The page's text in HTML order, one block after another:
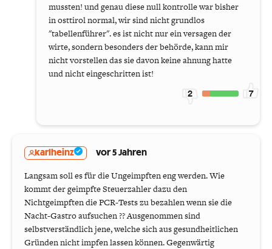
mussten! und genau diese null kontrolle war bisher
in osttirol normal, wir sind nicht grundlos
"tabellenführer". es ist nicht nur ein versagen der
wirte, sondern besonders der behörde, kann mir
nicht vorstellen das sie davon keine ahnung hatte
und nicht eingeschritten ist!
2 7
karlheinz vor 5 Jahren
Langsam soll es für die Ungeimpften eng werden. Wie
kommt der geimpfte Steuerzahler dazu den
Nichtgeimpften die PCR-Tests zu bezahlen wenn sie die
Nacht-Gastro aufsuchen ?? Ausgenommen sind
selbstverständlich jene, welche sich aus gesundheitlichen
Gründen nicht impfen lassen können. Gegenwärtig